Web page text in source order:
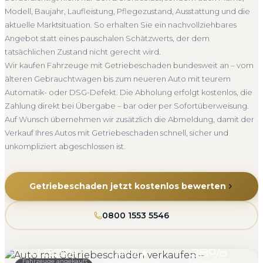
Getriebe defekt
Kaufvertrag und die Zahlung direkt bei Übergabe. Auf
Wunsch übernehmen wir zusätzlich die Abmeldung, damit
der Verkauf vollständig erledigt ist.
Schnelle Abwicklung Kaufvertrag
Sofortzahlung
Abmeldung
Rechtssicher
Modell, Baujahr, Laufleistung, Pflegezustand, Ausstattung und die
aktuelle Marktsituation. So erhalten Sie ein nachvollziehbares
Angebot statt eines pauschalen Schätzwerts, der dem
tatsächlichen Zustand nicht gerecht wird.
Wir kaufen Fahrzeuge mit Getriebeschaden bundesweit an – vom
älteren Gebrauchtwagen bis zum neueren Auto mit teurem
Automatik- oder DSG-Defekt. Die Abholung erfolgt kostenlos, die
Zahlung direkt bei Übergabe – bar oder per Sofortüberweisung.
Auf Wunsch übernehmen wir zusätzlich die Abmeldung, damit der
Verkauf Ihres Autos mit Getriebeschaden schnell, sicher und
unkompliziert abgeschlossen ist.
Getriebeschaden jetzt kostenlos bewerten
0800 1553 5546
4.800+
Fahrzeuge angekauft
4.9 ★
Kundenbewertung
98%
Zufriedenheit